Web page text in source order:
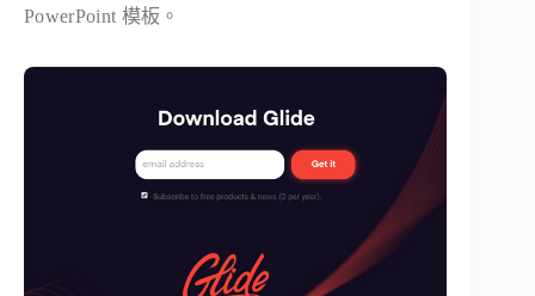
PowerPoint 模板。